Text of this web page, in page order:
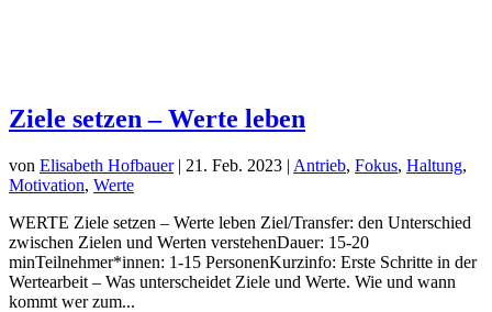
Ziele setzen – Werte leben
von Elisabeth Hofbauer| 21. Feb. 2023 | Antrieb, Fokus, Haltung,
Motivation, Werte
WERTE Ziele setzen – Werte leben Ziel/Transfer: den Unterschied
zwischen Zielen und Werten verstehenDauer: 15-20
minTeilnehmer*innen: 1-15 PersonenKurzinfo: Erste Schritte in der
Wertearbeit – Was unterscheidet Ziele und Werte. Wie und wann
kommt wer zum...